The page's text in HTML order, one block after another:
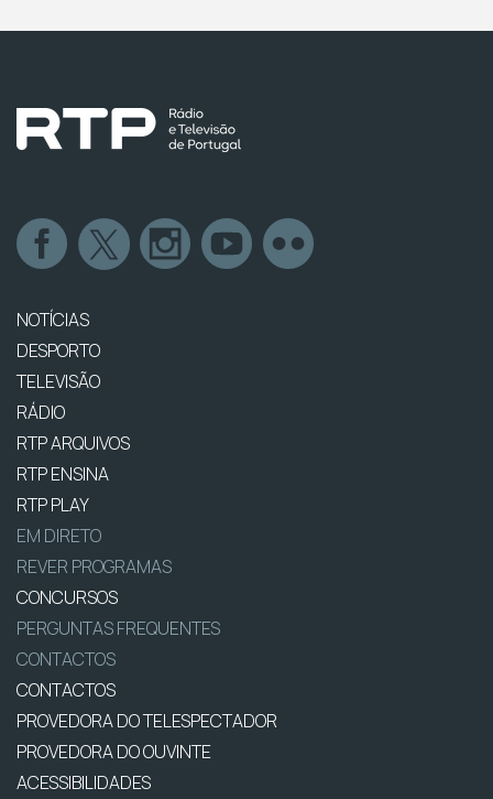
NOTÍCIAS
DESPORTO
TELEVISÃO
RÁDIO
RTP ARQUIVOS
RTP ENSINA
RTP PLAY
EM DIRETO
REVER PROGRAMAS
CONCURSOS
PERGUNTAS FREQUENTES
CONTACTOS
CONTACTOS
PROVEDORA DO TELESPECTADOR
PROVEDORA DO OUVINTE
ACESSIBILIDADES